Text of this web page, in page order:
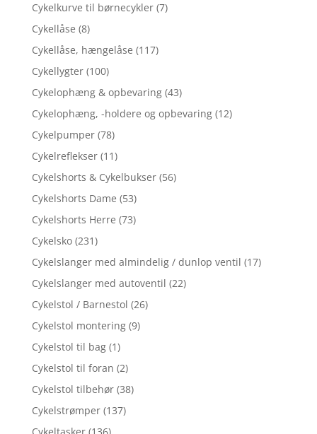
Cykelkurve til børnecykler (7)
Cykellåse (8)
Cykellåse, hængelåse (117)
Cykellygter (100)
Cykelophæng & opbevaring (43)
Cykelophæng, -holdere og opbevaring (12)
Cykelpumper (78)
Cykelreflekser (11)
Cykelshorts & Cykelbukser (56)
Cykelshorts Dame (53)
Cykelshorts Herre (73)
Cykelsko (231)
Cykelslanger med almindelig / dunlop ventil (17)
Cykelslanger med autoventil (22)
Cykelstol / Barnestol (26)
Cykelstol montering (9)
Cykelstol til bag (1)
Cykelstol til foran (2)
Cykelstol tilbehør (38)
Cykelstrømper (137)